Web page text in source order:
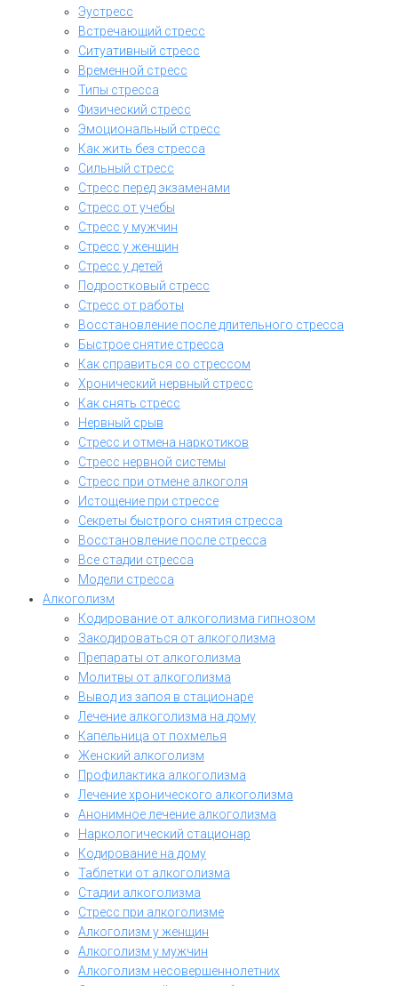
Эустресс
Встречающий стресс
Ситуативный стресс
Временной стресс
Типы стресса
Физический стресс
Эмоциональный стресс
Как жить без стресса
Сильный стресс
Стресс перед экзаменами
Стресс от учебы
Стресс у мужчин
Стресс у женщин
Стресс у детей
Подростковый стресс
Стресс от работы
Восстановление после длительного стресса
Быстрое снятие стресса
Как справиться со стрессом
Хронический нервный стресс
Как снять стресс
Нервный срыв
Стресс и отмена наркотиков
Стресс нервной системы
Стресс при отмене алкоголя
Истощение при стрессе
Секреты быстрого снятия стресса
Восстановление после стресса
Все стадии стресса
Модели стресса
Алкоголизм
Кодирование от алкоголизма гипнозом
Закодироваться от алкоголизма
Препараты от алкоголизма
Молитвы от алкоголизма
Вывод из запоя в стационаре
Лечение алкоголизма на дому
Капельница от похмелья
Женский алкоголизм
Профилактика алкоголизма
Лечение хронического алкоголизма
Анонимное лечение алкоголизма
Наркологический стационар
Кодирование на дому
Таблетки от алкоголизма
Стадии алкоголизма
Стресс при алкоголизме
Алкоголизм у женщин
Алкоголизм у мужчин
Алкоголизм несовершеннолетних